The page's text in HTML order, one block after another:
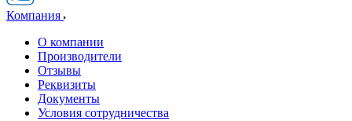
Компания
О компании
Производители
Отзывы
Реквизиты
Документы
Условия сотрудничества